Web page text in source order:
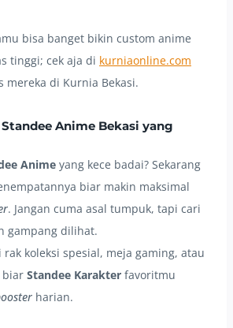
bisa banget bikin custom anime
tinggi; cek aja di kurniaonline.com
mereka di Kurnia Bekasi.
Anime Bekasi yang
Anime yang kece badai? Sekarang
biar makin maksimal
. Jangan cuma asal tumpuk, tapi cari
gampang dilihat.
koleksi spesial, meja gaming, atau
biar Standee Karakter favoritmu
harian.